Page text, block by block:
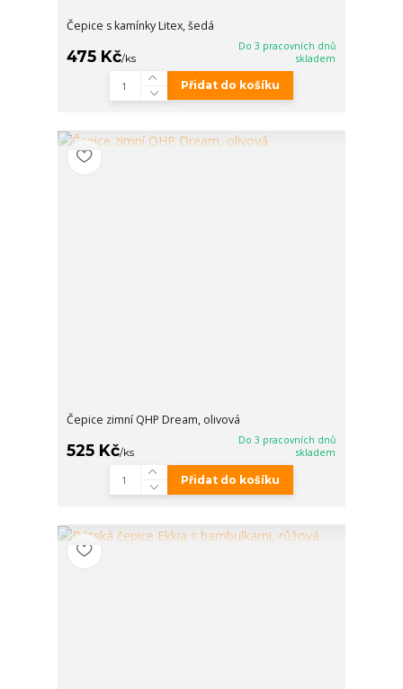
Čepice s kamínky Litex, šedá
475 Kč/ks
Do 3 pracovních dnů
skladem
Přidat do košíku
Čepice zimní QHP Dream, olivová
525 Kč/ks
Do 3 pracovních dnů
skladem
Přidat do košíku